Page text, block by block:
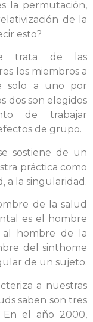
la permutación,
de la
esto?
trata de las
los miembros a
solo a uno por
dos son elegidos
de trabajar
de grupo.
sostiene de un
práctica como
a la singularidad.
de la salud
es el hombre
al hombre de la
del sinthome
de un sujeto.
a nuestras
saben son tres
el año 2000,